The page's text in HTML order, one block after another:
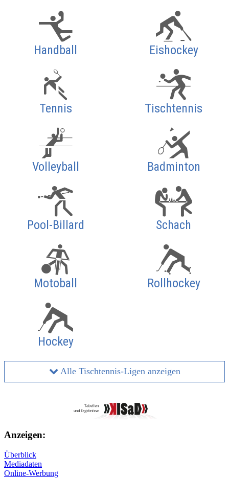
Handball Eishockey
Tennis Tischtennis
Volleyball Badminton
Pool-Billard Schach
Motoball Rollhockey
Hockey
Alle Tischtennis-Ligen anzeigen
Anzeigen:
Überblick
Mediadaten
Online-Werbung